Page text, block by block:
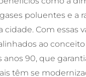
poluentes e a
cidade. Com essas
ao
anos 90, que
têm se